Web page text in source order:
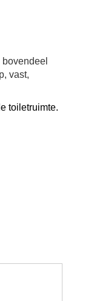
vast,
toiletruimte.